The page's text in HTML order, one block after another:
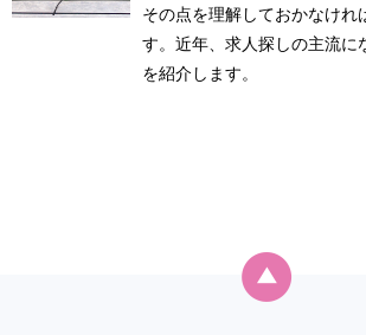
その点を理解しておかなけれ
す。近年、求人探しの主流に
を紹介します。